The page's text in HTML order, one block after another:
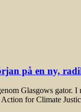
på en ny,
Glasgows gator.
for Climate